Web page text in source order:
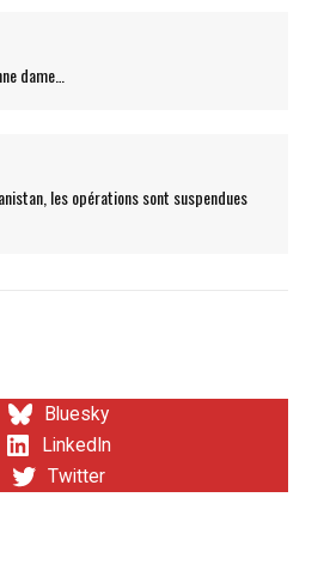
dame…
les opérations sont suspendues
Bluesky
LinkedIn
Twitter